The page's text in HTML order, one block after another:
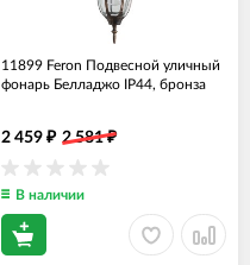
11899 Feron Подвесной уличный
фонарь Белладжо IP44, бронза
2 459 ₽ 2 581₽
В наличии